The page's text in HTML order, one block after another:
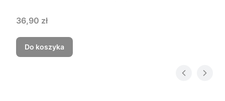
36,90 zł
Do koszyka